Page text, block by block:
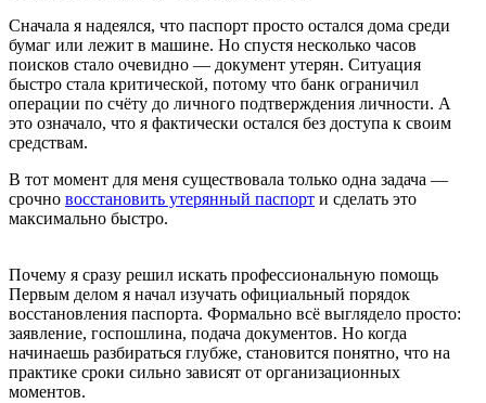
Сначала я надеялся, что паспорт просто остался дома среди
бумаг или лежит в машине. Но спустя несколько часов
поисков стало очевидно — документ утерян. Ситуация
быстро стала критической, потому что банк ограничил
операции по счёту до личного подтверждения личности. А
это означало, что я фактически остался без доступа к своим
средствам.
В тот момент для меня существовала только одна задача —
срочно восстановить утерянный паспорт и сделать это
максимально быстро.
Почему я сразу решил искать профессиональную помощь
Первым делом я начал изучать официальный порядок
восстановления паспорта. Формально всё выглядело просто:
заявление, госпошлина, подача документов. Но когда
начинаешь разбираться глубже, становится понятно, что на
практике сроки сильно зависят от организационных
моментов.